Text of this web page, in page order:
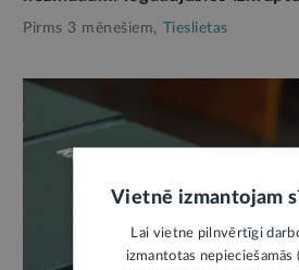
Pirms 3 mēnešiem, Tieslietas
Vietnē izmantojam
Lai vietne pilnvērtīgi
izmantotas nepieciešamās